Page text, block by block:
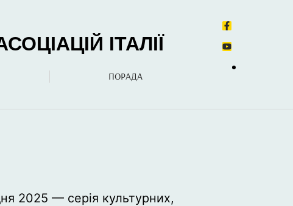
ІТАЛІЇ
ПОРАДА
2025 — серія культурних,